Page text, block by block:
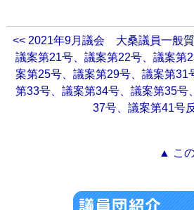
<< 2021年9月議会 大桑議員一般
議案第21号、議案第22号、議案第
案第25号、議案第29号、議案第31
第33号、議案第34号、議案第35号
37号、議案第41号
▲ こ